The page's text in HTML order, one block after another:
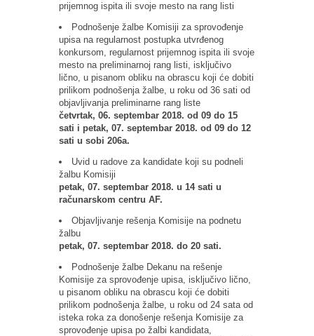
prijemnog ispita ili svoje mesto na rang listi
Podnošenje žalbe Komisiji za sprovođenje
upisa na regularnost postupka utvrđenog
konkursom, regularnost prijemnog ispita ili svoje
mesto na preliminarnoj rang listi, isključivo
lično, u pisanom obliku na obrascu koji će dobiti
prilikom podnošenja žalbe, u roku od 36 sati od
objavljivanja preliminarne rang liste
četvrtak, 06. septembar 2018. od 09 do 15
sati i petak, 07. septembar 2018. od 09 do 12
sati u sobi 206a.
Uvid u radove za kandidate koji su podneli
žalbu Komisiji
petak, 07. septembar 2018. u 14 sati u
računarskom centru AF.
Objavljivanje rešenja Komisije na podnetu
žalbu
petak, 07. septembar 2018. do 20 sati.
Podnošenje žalbe Dekanu na rešenje
Komisije za sprovođenje upisa, isključivo lično,
u pisanom obliku na obrascu koji će dobiti
prilikom podnošenja žalbe, u roku od 24 sata od
isteka roka za donošenje rešenja Komisije za
sprovođenje upisa po žalbi kandidata,